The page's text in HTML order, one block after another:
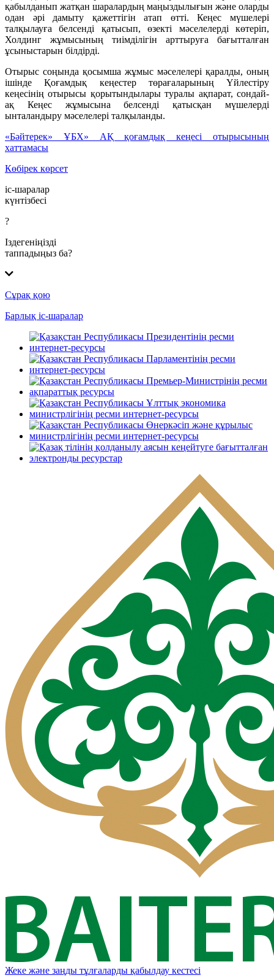
қабылданып жатқан шаралардың маңыздылығын және оларды
одан әрі дамыту қажеттігін атап өтті. Кеңес мүшелері
талқылауға белсенді қатысып, өзекті мәселелерді көтеріп,
Холдинг жұмысының тиімділігін арттыруға бағытталған
ұсыныстарын білдірді.
Отырыс соңында қосымша жұмыс мәселелері қаралды, оның
ішінде Қоғамдық кеңестер төрағаларының Үйлестіру
кеңесінің отырысы қорытындылары туралы ақпарат, сондай-
ақ Кеңес жұмысына белсенді қатысқан мүшелерді
ынталандыру мәселелері талқыланды.
«Бәйтерек» ҰБХ» АҚ қоғамдық кеңесі отырысының
хаттамасы
Көбірек көрсет
іс-шаралар
күнтізбесі
?
Іздегеніңізді
таппадыңыз ба?
Сұрақ қою
Барлық іс-шаралар
Жеке және заңды тұлғаларды қабылдау кестесі